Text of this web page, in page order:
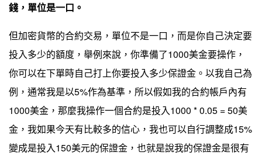
錢，單位是一口。
但加密貨幣的合約交易，單位不是一口，而是你自己決定要
投入多少的額度，舉例來說，你準備了1000美金要操作，
你可以在下單時自己打上你要投入多少保證金。以我自己為
例，通常我是以5%作為基準，所以假如我的合約帳戶內有
1000美金，那麼我操作一個合約是投入1000 * 0.05 = 50美
金，我如果今天有比較多的信心，我也可以自行調整成15%
變成是投入150美元的保證金，也就是說我的保證金是很有